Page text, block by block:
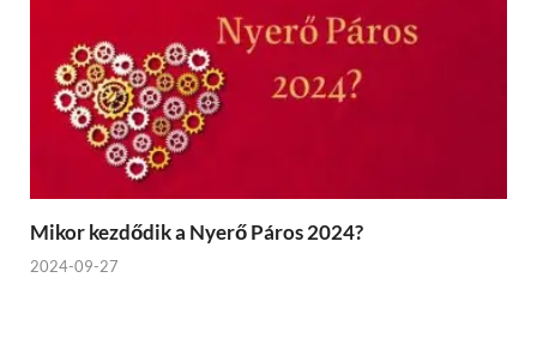
Mikor kezdődik a Nyerő Páros 2024?
2024-09-27